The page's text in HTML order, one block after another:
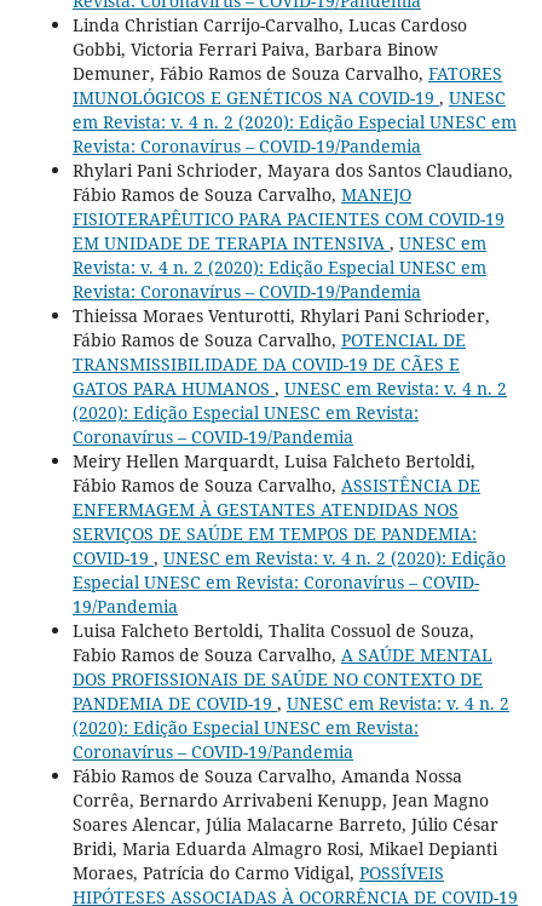
Linda Christian Carrijo-Carvalho, Lucas Cardoso
Gobbi, Victoria Ferrari Paiva, Barbara Binow
Demuner, Fábio Ramos de Souza Carvalho, FATORES
IMUNOLÓGICOS E GENÉTICOS NA COVID-19 , UNESC
em Revista: v. 4 n. 2 (2020): Edição Especial UNESC em
Revista: Coronavírus – COVID-19/Pandemia
Rhylari Pani Schrioder, Mayara dos Santos Claudiano,
Fábio Ramos de Souza Carvalho, MANEJO
FISIOTERAPÊUTICO PARA PACIENTES COM COVID-19
EM UNIDADE DE TERAPIA INTENSIVA , UNESC em
Revista: v. 4 n. 2 (2020): Edição Especial UNESC em
Revista: Coronavírus – COVID-19/Pandemia
Thieissa Moraes Venturotti, Rhylari Pani Schrioder,
Fábio Ramos de Souza Carvalho, POTENCIAL DE
TRANSMISSIBILIDADE DA COVID-19 DE CÃES E
GATOS PARA HUMANOS , UNESC em Revista: v. 4 n. 2
(2020): Edição Especial UNESC em Revista:
Coronavírus – COVID-19/Pandemia
Meiry Hellen Marquardt, Luisa Falcheto Bertoldi,
Fábio Ramos de Souza Carvalho, ASSISTÊNCIA DE
ENFERMAGEM À GESTANTES ATENDIDAS NOS
SERVIÇOS DE SAÚDE EM TEMPOS DE PANDEMIA:
COVID-19 , UNESC em Revista: v. 4 n. 2 (2020): Edição
Especial UNESC em Revista: Coronavírus – COVID-
19/Pandemia
Luisa Falcheto Bertoldi, Thalita Cossuol de Souza,
Fabio Ramos de Souza Carvalho, A SAÚDE MENTAL
DOS PROFISSIONAIS DE SAÚDE NO CONTEXTO DE
PANDEMIA DE COVID-19 , UNESC em Revista: v. 4 n. 2
(2020): Edição Especial UNESC em Revista:
Coronavírus – COVID-19/Pandemia
Fábio Ramos de Souza Carvalho, Amanda Nossa
Corrêa, Bernardo Arrivabeni Kenupp, Jean Magno
Soares Alencar, Júlia Malacarne Barreto, Júlio César
Bridi, Maria Eduarda Almagro Rosi, Mikael Depianti
Moraes, Patrícia do Carmo Vidigal, POSSÍVEIS
HIPÓTESES ASSOCIADAS À OCORRÊNCIA DE COVID-19